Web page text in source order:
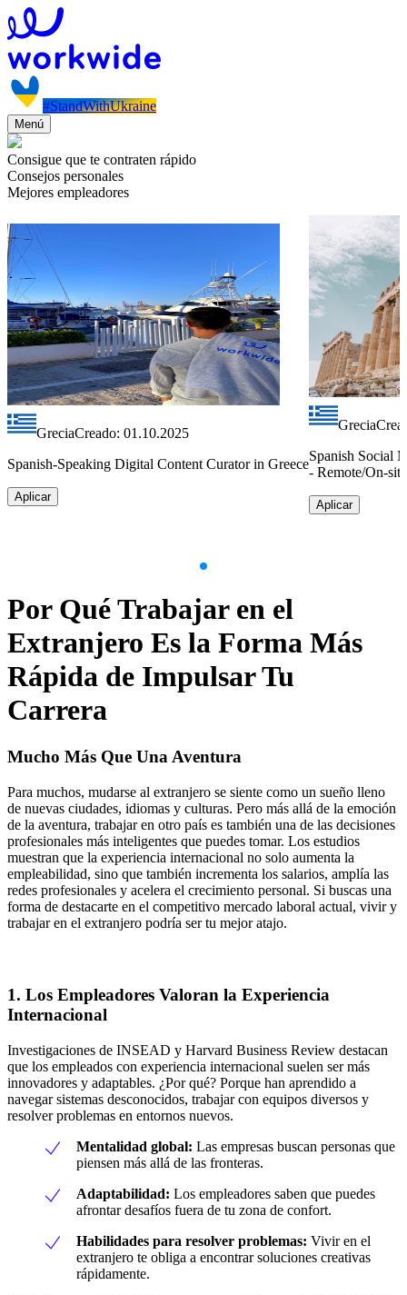
#StandWithUkraine
Menú
Consigue que te contraten rápido
Consejos personales
Mejores empleadores
GreciaCreado: 01.10.2025
Spanish-Speaking Digital Content Curator in Greece
Aplicar
Grecia
Spanish Social
- Remote/On-site
Aplicar
1
of
Por Qué Trabajar en el
Extranjero Es la Forma Más
Rápida de Impulsar Tu
Carrera
Mucho Más Que Una Aventura
Para muchos, mudarse al extranjero se siente como un sueño lleno
de nuevas ciudades, idiomas y culturas. Pero más allá de la emoción
de la aventura, trabajar en otro país es también una de las decisiones
profesionales más inteligentes que puedes tomar. Los estudios
muestran que la experiencia internacional no solo aumenta la
empleabilidad, sino que también incrementa los salarios, amplía las
redes profesionales y acelera el crecimiento personal. Si buscas una
forma de destacarte en el competitivo mercado laboral actual, vivir y
trabajar en el extranjero podría ser tu mejor atajo.
1. Los Empleadores Valoran la Experiencia
Internacional
Investigaciones de INSEAD y Harvard Business Review destacan
que los empleados con experiencia internacional suelen ser más
innovadores y adaptables. ¿Por qué? Porque han aprendido a
navegar sistemas desconocidos, trabajar con equipos diversos y
resolver problemas en entornos nuevos.
Mentalidad global: Las empresas buscan personas que
piensen más allá de las fronteras.
Adaptabilidad: Los empleadores saben que puedes
afrontar desafíos fuera de tu zona de confort.
Habilidades para resolver problemas: Vivir en el
extranjero te obliga a encontrar soluciones creativas
rápidamente.